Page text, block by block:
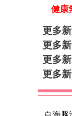
健康
更多
更多
更多
更多